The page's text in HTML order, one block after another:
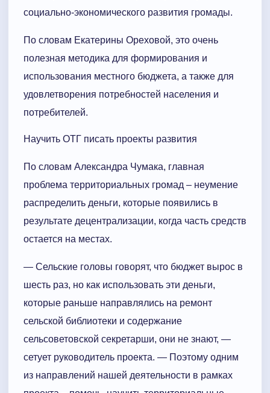
социально-экономического развития громады.
По словам Екатерины Ореховой, это очень
полезная методика для формирования и
использования местного бюджета, а также для
удовлетворения потребностей населения и
потребителей.
Научить ОТГ писать проекты развития
По словам Александра Чумака, главная
проблема территориальных громад – неумение
распределить деньги, которые появились в
результате децентрализации, когда часть средств
остается на местах.
— Сельские головы говорят, что бюджет вырос в
шесть раз, но как использовать эти деньги,
которые раньше направлялись на ремонт
сельской библиотеки и содержание
сельсоветовской секретарши, они не знают, —
сетует руководитель проекта. — Поэтому одним
из направлений нашей деятельности в рамках